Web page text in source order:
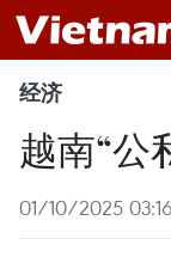
经济
越南“公
01/10/2025 03:16